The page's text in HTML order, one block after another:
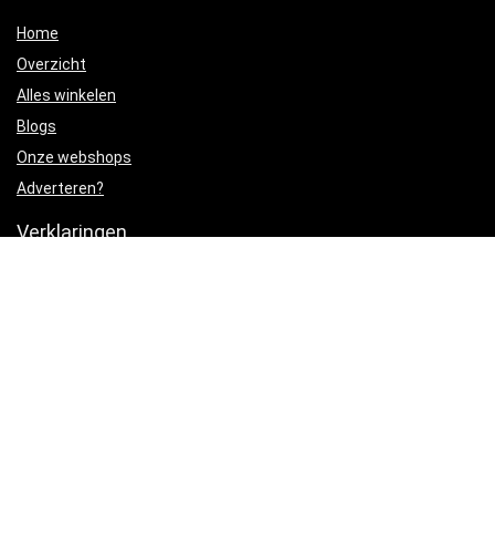
Home
Overzicht
Alles winkelen
Blogs
Onze webshops
Adverteren?
Verklaringen